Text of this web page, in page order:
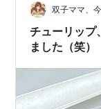
ャガイモが芽を
段階ではあり
ら、心づもり
双子ママ、
チューリップ
ました（笑）